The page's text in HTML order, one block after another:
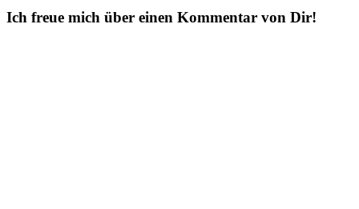
Ich freue mich über einen Kommentar von Dir!